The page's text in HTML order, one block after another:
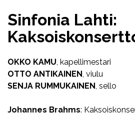
Sinfonia Lahti:
OKKO KAMU, kapellimestari
OTTO ANTIKAINEN, viulu
SENJA RUMMUKAINEN, sello
Johannes Brahms: